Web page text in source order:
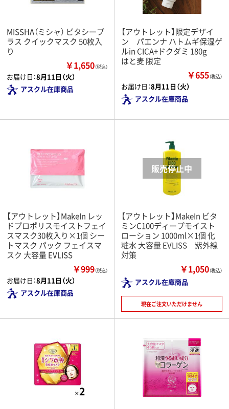
MISSHA（ミシャ） ビタシープ
ラス クイックマスク 50枚入
り
￥1,650（税込）
お届け日：8月11日（火）
アスクル在庫商品
【アウトレット】限定デザイ
ン パエンナ ハトムギ保湿ゲ
ルin CICA+ドクダミ 180g
はと麦 限定
￥655（税込）
お届け日：8月11日（火）
アスクル在庫商品
【アウトレット】MakeIn レッ
ドプロポリスモイストフェイ
スマスク30枚入り×1個 シー
トマスク パック フェイスマ
スク 大容量 EVLISS
￥999（税込）
お届け日：8月11日（火）
アスクル在庫商品
【アウトレット】MakeIn ビタ
ミンC100ディープモイスト
ローション 1000ml×1個 化
粧水 大容量 EVLISS 紫外線
対策
￥1,050（税込）
アスクル在庫商品
現在ご注文いただけません